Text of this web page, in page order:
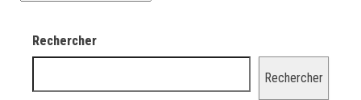
Rechercher
Rechercher